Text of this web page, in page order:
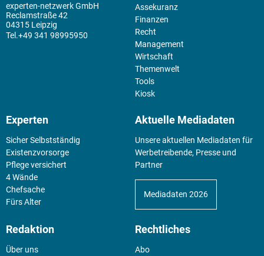
experten-netzwerk GmbH
Reclamstraße 42
04315 Leipzig
+49 341 98995950
Assekuranz
Finanzen
Recht
Management
Wirtschaft
Themenwelt
Tools
Kiosk
Experten
Sicher Selbstständig
Existenz­vorsorge
Pflege versichert
4 Wände
Chefsache
Fürs Alter
Aktuelle Mediadaten
Unsere aktuellen Mediadaten für
Werbetreibende, Presse und
Partner
Mediadaten 2026
Redaktion
Über uns
Rechtliches
Abo